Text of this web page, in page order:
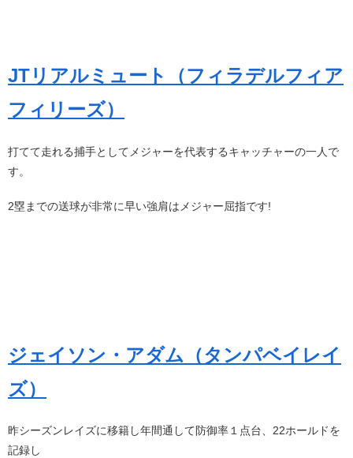
JTリアルミュート（フィラデルフィア
フィリーズ）
打てて走れる捕手としてメジャーを代表するキャッチャーの一人で
す。
2塁までの送球が非常に早い強肩はメジャー屈指です!
ジェイソン・アダム（タンパベイレイ
ズ）
昨シーズンレイズに移籍し年間通して防御率１点台、22ホールドを
記録し